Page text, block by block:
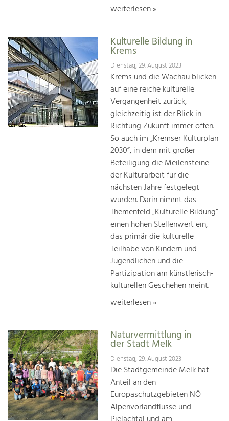
weiterlesen »
Kulturelle Bildung in
Krems
Dienstag, 29. August 2023
Krems und die Wachau blicken
auf eine reiche kulturelle
Vergangenheit zurück,
gleichzeitig ist der Blick in
Richtung Zukunft immer offen.
So auch im „Kremser Kulturplan
2030“, in dem mit großer
Beteiligung die Meilensteine
der Kulturarbeit für die
nächsten Jahre festgelegt
wurden. Darin nimmt das
Themenfeld „Kulturelle Bildung“
einen hohen Stellenwert ein,
das primär die kulturelle
Teilhabe von Kindern und
Jugendlichen und die
Partizipation am künstlerisch-
kulturellen Geschehen meint.
weiterlesen »
Naturvermittlung in
der Stadt Melk
Dienstag, 29. August 2023
Die Stadtgemeinde Melk hat
Anteil an den
Europaschutzgebieten NÖ
Alpenvorlandflüsse und